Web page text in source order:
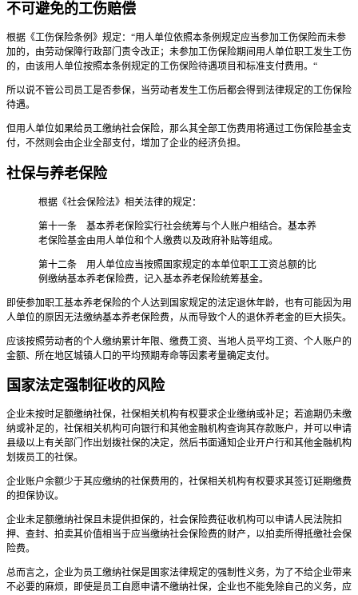
不可避免的工伤赔偿
根据《工伤保险条例》规定：“用人单位依照本条例规定应当参加工伤保险而未参
加的，由劳动保障行政部门责令改正；未参加工伤保险期间用人单位职工发生工伤
的，由该用人单位按照本条例规定的工伤保险待遇项目和标准支付费用。“
所以说不管公司员工是否参保，当劳动者发生工伤后都会得到法律规定的工伤保险
待遇。
但用人单位如果给员工缴纳社会保险，那么其全部工伤费用将通过工伤保险基金支
付，不然则会由企业全部支付，增加了企业的经济负担。
社保与养老保险
根据《社会保险法》相关法律的规定：
第十一条 基本养老保险实行社会统筹与个人账户相结合。基本养
老保险基金由用人单位和个人缴费以及政府补贴等组成。
第十二条 用人单位应当按照国家规定的本单位职工工资总额的比
例缴纳基本养老保险费，记入基本养老保险统筹基金。
即使参加职工基本养老保险的个人达到国家规定的法定退休年龄，也有可能因为用
人单位的原因无法缴纳基本养老保险费，从而导致个人的退休养老金的巨大损失。
应该按照劳动者的个人缴纳累计年限、缴费工资、当地人员平均工资、个人账户的
金额、所在地区城镇人口的平均预期寿命等因素考量确定支付。
国家法定强制征收的风险
企业未按时足额缴纳社保，社保相关机构有权要求企业缴纳或补足；若逾期仍未缴
纳或补足的，社保相关机构可向银行和其他金融机构查询其存款账户，并可以申请
县级以上有关部门作出划拨社保的决定，然后书面通知企业开户行和其他金融机构
划拨员工的社保。
企业账户余额少于其应缴纳的社保费用的，社保相关机构有权要求其签订延期缴费
的担保协议。
企业未足额缴纳社保且未提供担保的，社会保险费征收机构可以申请人民法院扣
押、查封、拍卖其价值相当于应当缴纳社会保险费的财产，以拍卖所得抵缴社会保
险费。
总而言之，企业为员工缴纳社保是国家法律规定的强制性义务，为了不给企业带来
不必要的麻烦，即使是员工自愿申请不缴纳社保，企业也不能免除自己的义务，应